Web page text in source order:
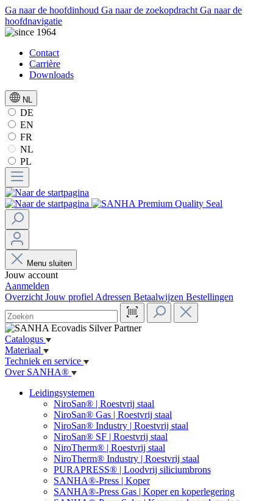
Ga naar de hoofdinhoud Ga naar de zoekopdracht Ga naar de
hoofdnavigatie
Contact
Carrière
Downloads
NL
DE
EN
FR
NL
PL
Menu sluiten
Jouw account
Aanmelden
Overzicht Jouw profiel Adressen Betaalwijzen Bestellingen
Catalogus
Materiaal
Techniek en service
Over SANHA®
Leidingsystemen
NiroSan® | Roestvrij staal
NiroSan® Gas | Roestvrij staal
NiroSan® Industry | Roestvrij staal
NiroSan® SF | Roestvrij staal
NiroTherm® | Roestvrij staal
NiroTherm® Industry | Roestvrij staal
PURAPRESS® | Loodvrij siliciumbrons
SANHA®-Press | Koper
SANHA®-Press Gas | Koper en koperlegering